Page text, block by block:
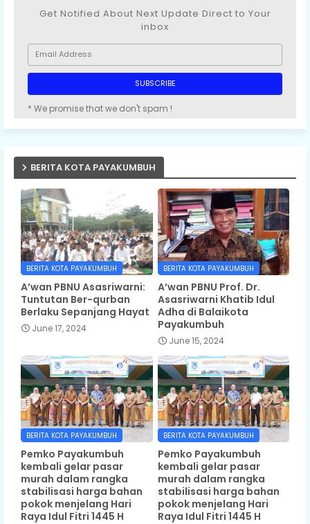
Get Notified About Next Update Direct to Your
inbox
* We promise that we don't spam !
BERITA KOTA PAYAKUMBUH
BERITA KOTA PAYAKUMBUH
A’wan PBNU Asasriwarni:
Tuntutan Ber-qurban
Berlaku Sepanjang Hayat
June 17, 2024
BERITA KOTA PAYAKUMBUH
A’wan PBNU Prof. Dr.
Asasriwarni Khatib Idul
Adha di Balaikota
Payakumbuh
June 15, 2024
BERITA KOTA PAYAKUMBUH
Pemko Payakumbuh
kembali gelar pasar
murah dalam rangka
stabilisasi harga bahan
pokok menjelang Hari
Raya Idul Fitri 1445 H
BERITA KOTA PAYAKUMBUH
Pemko Payakumbuh
kembali gelar pasar
murah dalam rangka
stabilisasi harga bahan
pokok menjelang Hari
Raya Idul Fitri 1445 H